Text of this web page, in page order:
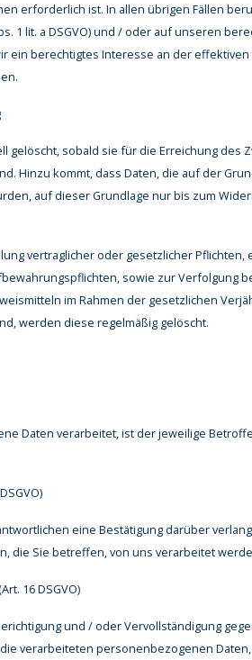
erforderlich ist. In allen übrigen Fällen
1 lit. a DSGVO) und / oder auf unseren
ein berechtigtes Interesse an der
gelöscht, sobald sie für die Erreichung des
Hinzu kommt, dass Daten, die auf der
auf dieser Grundlage nur bis zum
vertraglicher oder gesetzlicher Pflichten,
sowie zur Verfolgung
im Rahmen der gesetzlichen
werden diese regelmäßig gelöscht.
Daten verarbeitet, ist der jeweilige
eine Bestätigung darüber
die Sie betreffen, von uns verarbeitet
16 DSGVO)
und / oder Vervollständigung
verarbeiteten personenbezogenen